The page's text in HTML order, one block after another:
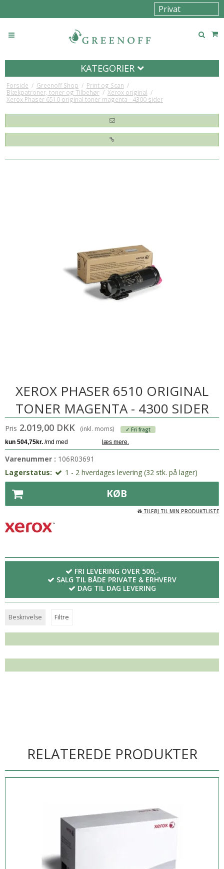
KATEGORIER
Forside / Greenoff Shop / Print og Scan /
Blækpatroner, toner og Tilbehør / Xerox original /
Xerox Phaser 6510 original toner magenta - 4300 sider
XEROX PHASER 6510 ORIGINAL
TONER MAGENTA - 4300 SIDER
Pris 2.019,00 DKK (inkl. moms) ✓ Fri fragt
Varenummer : 106R03691
Lagerstatus:
1 - 2 hverdages levering (32 stk. på lager)
KØB
TILFØJ TIL MIN PRODUKTLISTE
FRI LEVERING OVER 500,-
SALG TIL BÅDE PRIVATE & ERHVERV
DAG TIL DAG LEVERING
Beskrivelse Filtre
RELATEREDE PRODUKTER